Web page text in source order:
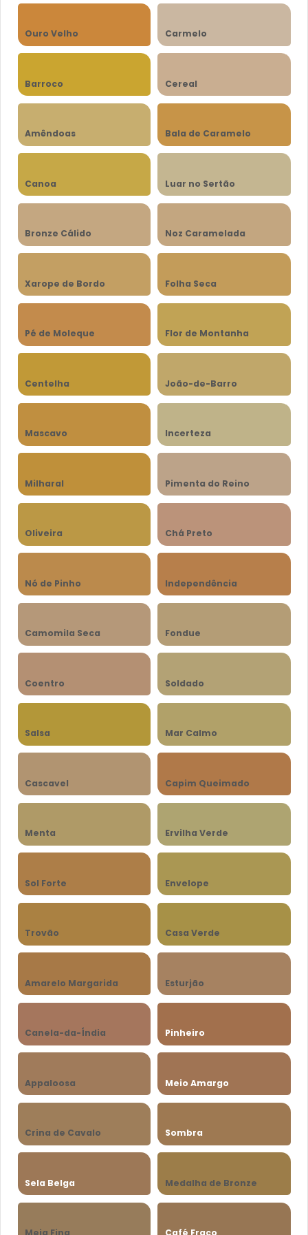
Ouro Velho Carmelo
Barroco Cereal
Amêndoas Bala de Caramelo
Canoa Luar no Sertão
Bronze Cálido Noz Caramelada
Xarope de Bordo Folha Seca
Pé de Moleque Flor de Montanha
Centelha João-de-Barro
Mascavo Incerteza
Milharal Pimenta do Reino
Oliveira Chá Preto
Nó de Pinho Independência
Camomila Seca Fondue
Coentro Soldado
Salsa Mar Calmo
Cascavel Capim Queimado
Menta Ervilha Verde
Sol Forte Envelope
Trovão Casa Verde
Amarelo Margarida Esturjão
Canela-da-Índia Pinheiro
Appaloosa Meio Amargo
Crina de Cavalo Sombra
Sela Belga Medalha de Bronze